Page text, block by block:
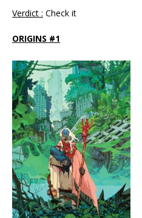
Verdict : Check it
ORIGINS #1